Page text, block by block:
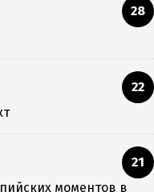
28
22
21
моментов в